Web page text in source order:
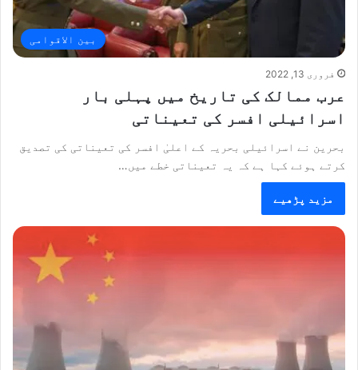
بین الاقوامی
فروری 13, 2022
عرب ممالک کی تاریخ میں پہلی بار
اسرائیلی افسر کی تعیناتی
بحرین نے اسرائیلی بحریہ کے اعلیٰ افسر کی تعیناتی کی تصدیق
کرتے ہوئے کہا ہے کہ یہ تعیناتی خطے میں…
مزید پڑھیے